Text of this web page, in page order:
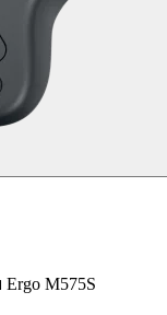
M575S